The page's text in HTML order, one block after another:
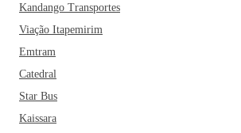
Kandango Transportes
Viação Itapemirim
Emtram
Catedral
Star Bus
Kaissara